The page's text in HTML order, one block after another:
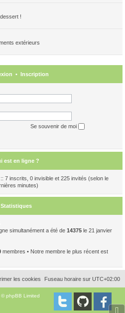
!
extérieurs
• Inscription
Se souvenir de moi
est en ligne ?
7 inscrits, 0 invisible et 225 invités (selon le
minutes)
Statistiques
simultanément a été de 14375 le 21 janvier
membres • Notre membre le plus récent est
Fuseau horaire sur UTC+02:00
les cookies
phpBB Limited